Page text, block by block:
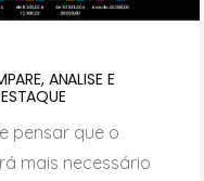
ANALISE E
pensar que o
mais necessário